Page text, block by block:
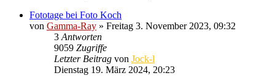
Fototage bei Foto Koch
von Gamma-Ray » Freitag 3. November 2023, 09:32
3 Antworten
9059 Zugriffe
Letzter Beitrag von Jock-l
Dienstag 19. März 2024, 20:23